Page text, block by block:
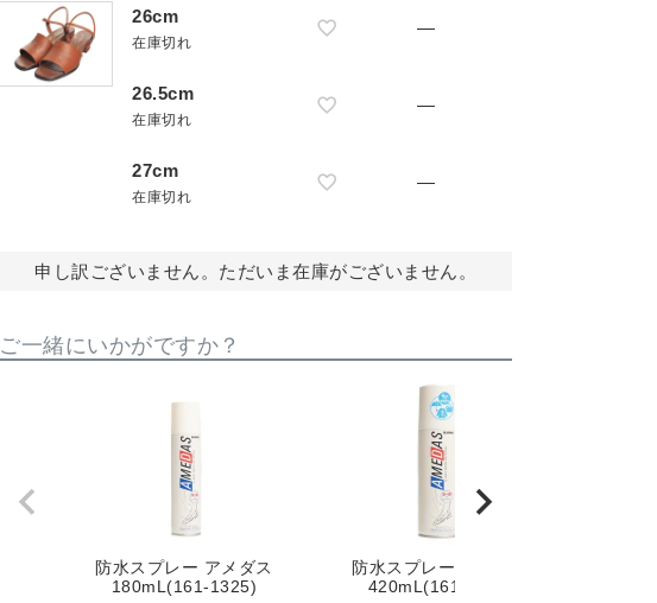
26cm
在庫切れ
—
26.5cm
在庫切れ
—
27cm
在庫切れ
—
申し訳ございません。ただいま在庫がございません。
ご一緒にいかがですか？
防水スプレー アメダス
180mL(161-1325)
防水スプレー アメダス
420mL(161-1329)